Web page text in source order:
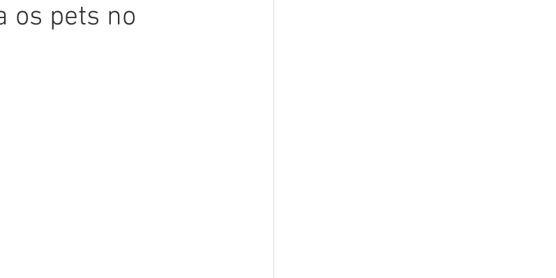
os pets no